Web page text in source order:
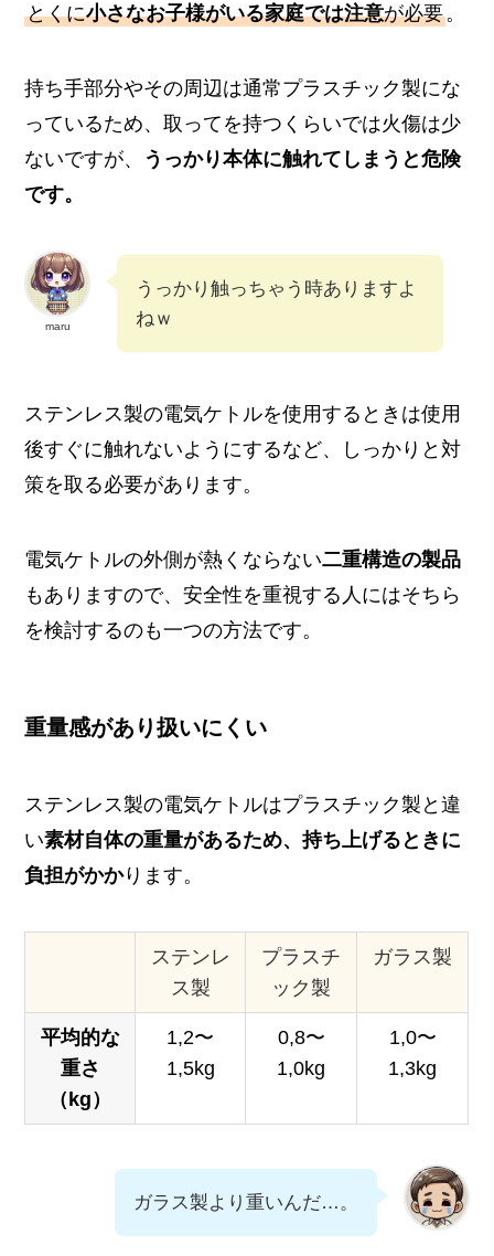
とくに小さなお子様がいる家庭では注意が必要。
持ち手部分やその周辺は通常プラスチック製にな
っているため、取ってを持つくらいでは火傷は少
ないですが、 うっかり本体に触れてしまうと危険
です。
maru
うっかり触っちゃう時ありますよ
ねｗ
ステンレス製の電気ケトルを使用するときは使用
後すぐに触れないようにするなど、しっかりと対
策を取る必要があります。
電気ケトルの外側が熱くならない二重構造の製品
もありますので、安全性を重視する人にはそちら
を検討するのも一つの方法です。
重量感があり扱いにくい
ステンレス製の電気ケトルはプラスチック製と違
い素材自体の重量があるため、持ち上げるときに
負担がかかります。
ステンレ
ス製
プラスチ
ック製
ガラス製
平均的な
重さ
（kg）
1,2〜
1,5kg
0,8〜
1,0kg
1,0〜
1,3kg
ガラス製より重いんだ…。